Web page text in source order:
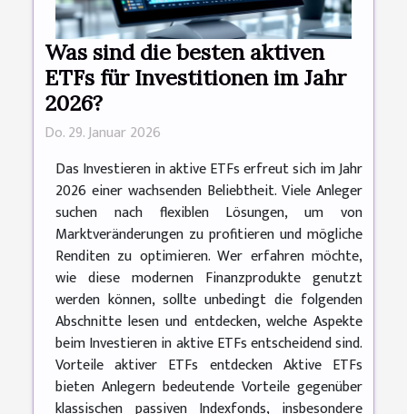
Was sind die besten aktiven
ETFs für Investitionen im Jahr
2026?
Do. 29. Januar 2026
Das Investieren in aktive ETFs erfreut sich im Jahr
2026 einer wachsenden Beliebtheit. Viele Anleger
suchen nach flexiblen Lösungen, um von
Marktveränderungen zu profitieren und mögliche
Renditen zu optimieren. Wer erfahren möchte,
wie diese modernen Finanzprodukte genutzt
werden können, sollte unbedingt die folgenden
Abschnitte lesen und entdecken, welche Aspekte
beim Investieren in aktive ETFs entscheidend sind.
Vorteile aktiver ETFs entdecken Aktive ETFs
bieten Anlegern bedeutende Vorteile gegenüber
klassischen passiven Indexfonds, insbesondere